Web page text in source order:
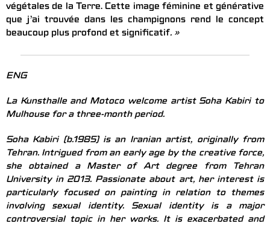
végétales de la Terre. Cette image féminine et générative
que j’ai trouvée dans les champignons rend le concept
beaucoup plus profond et significatif. »
ENG
La Kunsthalle and Motoco welcome artist Soha Kabiri to
Mulhouse for a three-month period.
Soha Kabiri (b.1985) is an Iranian artist, originally from
Tehran. Intrigued from an early age by the creative force,
she obtained a Master of Art degree from Tehran
University in 2013. Passionate about art, her interest is
particularly focused on painting in relation to themes
involving sexual identity. Sexual identity is a major
controversial topic in her works. It is exacerbated and